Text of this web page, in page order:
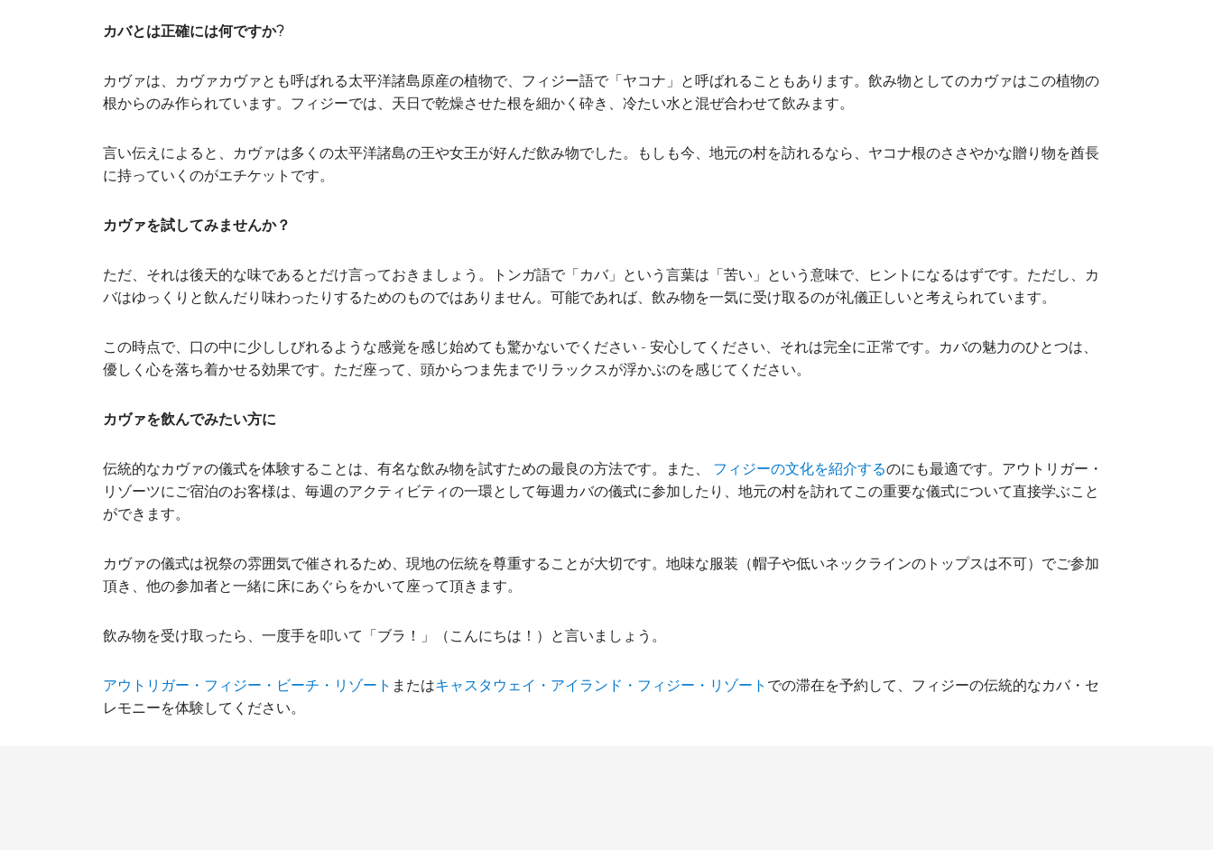
カバとは正確には何ですか?
カヴァは、カヴァカヴァとも呼ばれる太平洋諸島原産の植物で、フィジー語で「ヤコナ」と呼ばれることもあります。飲み物としてのカヴァはこの植物の
根からのみ作られています。フィジーでは、天日で乾燥させた根を細かく砕き、冷たい水と混ぜ合わせて飲みます。
言い伝えによると、カヴァは多くの太平洋諸島の王や女王が好んだ飲み物でした。もしも今、地元の村を訪れるなら、ヤコナ根のささやかな贈り物を酋長
に持っていくのがエチケットです。
カヴァを試してみませんか？
ただ、それは後天的な味であるとだけ言っておきましょう。トンガ語で「カバ」という言葉は「苦い」という意味で、ヒントになるはずです。ただし、カ
バはゆっくりと飲んだり味わったりするためのものではありません。可能であれば、飲み物を一気に受け取るのが礼儀正しいと考えられています。
この時点で、口の中に少ししびれるような感覚を感じ始めても驚かないでください - 安心してください、それは完全に正常です。カバの魅力のひとつは、
優しく心を落ち着かせる効果です。ただ座って、頭からつま先までリラックスが浮かぶのを感じてください。
カヴァを飲んでみたい方に
伝統的なカヴァの儀式を体験することは、有名な飲み物を試すための最良の方法です。また、 フィジーの文化を紹介するのにも最適です。アウトリガー・
リゾーツにご宿泊のお客様は、毎週のアクティビティの一環として毎週カバの儀式に参加したり、地元の村を訪れてこの重要な儀式について直接学ぶこと
ができます。
カヴァの儀式は祝祭の雰囲気で催されるため、現地の伝統を尊重することが大切です。地味な服装（帽子や低いネックラインのトップスは不可）でご参加
頂き、他の参加者と一緒に床にあぐらをかいて座って頂きます。
飲み物を受け取ったら、一度手を叩いて「ブラ！」（こんにちは！）と言いましょう。
アウトリガー・フィジー・ビーチ・リゾート またはキャスタウェイ・アイランド・フィジー・リゾート での滞在を予約して、フィジーの伝統的なカバ・セ
レモニーを体験してください。